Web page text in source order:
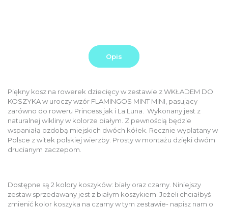
Opis
Piękny kosz na rowerek dziecięcy w zestawie z WKŁADEM DO
KOSZYKA w uroczy wzór FLAMINGOS MINT MINI, pasujący
zarówno do roweru Princess jak i La Luna. Wykonany jest z
naturalnej wikliny w kolorze białym. Z pewnością będzie
wspaniałą ozdobą miejskich dwóch kółek. Ręcznie wyplatany w
Polsce z witek polskiej wierzby. Prosty w montażu dzięki dwóm
drucianym zaczepom.
Dostępne są 2 kolory koszyków: biały oraz czarny. Niniejszy
zestaw sprzedawany jest z białym koszykiem. Jeżeli chciałbyś
zmienić kolor koszyka na czarny w tym zestawie- napisz nam o